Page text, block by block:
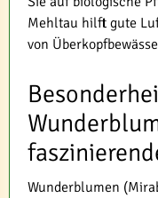
Mehltau hilft gute
von
Wunderblumen